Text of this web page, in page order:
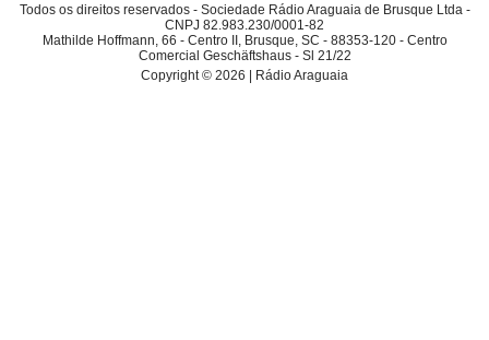
Todos os direitos reservados - Sociedade Rádio Araguaia de Brusque Ltda -
CNPJ 82.983.230/0001-82
Mathilde Hoffmann, 66 - Centro II, Brusque, SC - 88353-120 - Centro
Comercial Geschäftshaus - Sl 21/22
Copyright © 2026 | Rádio Araguaia